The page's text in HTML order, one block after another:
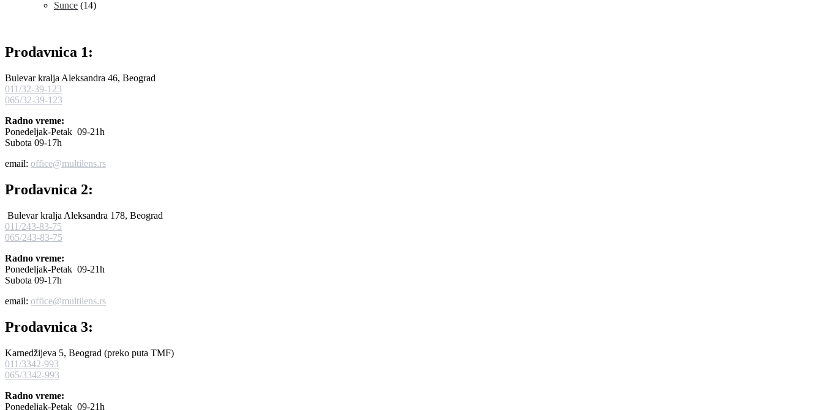
Sunce (14)
Prodavnica 1:
Bulevar kralja Aleksandra 46, Beograd
011/32-39-123
065/32-39-123
Radno vreme:
Ponedeljak-Petak 09-21h
Subota 09-17h
email: office@multilens.rs
Prodavnica 2:
Bulevar kralja Aleksandra 178, Beograd
011/243-83-75
065/243-83-75
Radno vreme:
Ponedeljak-Petak 09-21h
Subota 09-17h
email: office@multilens.rs
Prodavnica 3:
Karnedžijeva 5, Beograd (preko puta TMF)
011/3342-993
065/3342-993
Radno vreme:
Ponedeljak-Petak 09-21h